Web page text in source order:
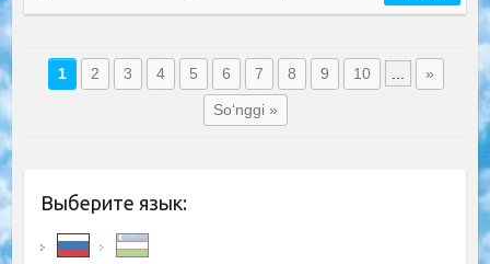
1 2 3 4 5 6 7 8 9 10 ... »
So‘nggi »
Выберите язык: